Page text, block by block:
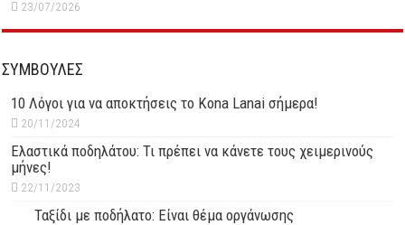
23/07/2026
ΣΥΜΒΟΥΛΕΣ
10 Λόγοι για να αποκτήσεις το Kona Lanai σήμερα!
20/11/2024
Ελαστικά ποδηλάτου: Τι πρέπει να κάνετε τους χειμερινούς
μήνες!
22/11/2023
Ταξίδι με ποδήλατο: Είναι θέμα οργάνωσης